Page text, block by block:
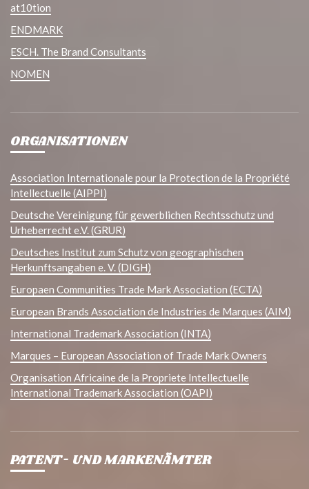
at10tion
ENDMARK
ESCH. The Brand Consultants
NOMEN
ORGANISATIONEN
Association Internationale pour la Protection de la Propriété
Intellectuelle (AIPPI)
Deutsche Vereinigung für gewerblichen Rechtsschutz und
Urheberrecht e.V. (GRUR)
Deutsches Institut zum Schutz von geographischen
Herkunftsangaben e. V. (DIGH)
Europaen Communities Trade Mark Association (ECTA)
European Brands Association de Industries de Marques (AIM)
International Trademark Association (INTA)
Marques – European Association of Trade Mark Owners
Organisation Africaine de la Propriete Intellectuelle
International Trademark Association (OAPI)
PATENT- UND MARKENÄMTER